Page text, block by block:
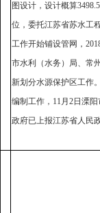
图设计，设计概算
位，委托江苏省苏水工
工作开始铺设管网，
市水利（水务）局、常
新划分水源保护区工作
编制工作，11月2日溧
政府已上报江苏省人民